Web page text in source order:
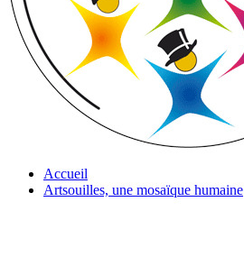
Accueil
Artsouilles, une mosaïque humaine